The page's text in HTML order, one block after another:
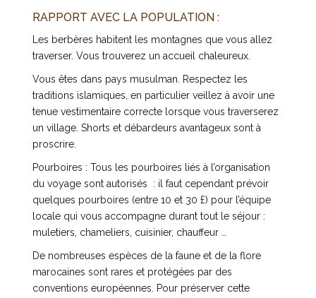
RAPPORT AVEC LA POPULATION :
Les berbères habitent les montagnes que vous allez
traverser. Vous trouverez un accueil chaleureux.
Vous êtes dans pays musulman. Respectez les
traditions islamiques, en particulier veillez à avoir une
tenue vestimentaire correcte lorsque vous traverserez
un village. Shorts et débardeurs avantageux sont à
proscrire.
Pourboires : Tous les pourboires liés à l’organisation
du voyage sont autorisés : il faut cependant prévoir
quelques pourboires (entre 10 et 30 £) pour l’équipe
locale qui vous accompagne durant tout le séjour :
muletiers, chameliers, cuisinier, chauffeur …
De nombreuses espèces de la faune et de la flore
marocaines sont rares et protégées par des
conventions européennes. Pour préserver cette